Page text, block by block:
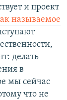
и проект
называемое
делать
в
мы сейчас
что не